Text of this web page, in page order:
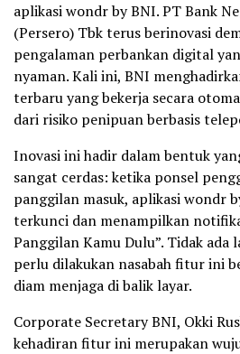
aplikasi wondr by BNI. PT Bank
(Persero) Tbk terus berinovasi
pengalaman perbankan digital
nyaman. Kali ini, BNI
terbaru yang bekerja secara
dari risiko penipuan berbasis
Inovasi ini hadir dalam bentuk
sangat cerdas: ketika ponsel
panggilan masuk, aplikasi wondr
terkunci dan menampilkan
Panggilan Kamu Dulu”. Tidak ada
perlu dilakukan nasabah fitur ini
diam menjaga di balik layar.
Corporate Secretary BNI, Okki
kehadiran fitur ini merupakan